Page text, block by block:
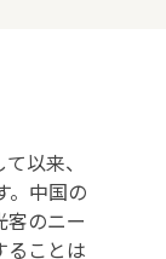
以来、
。中国の
客のニー
ることは